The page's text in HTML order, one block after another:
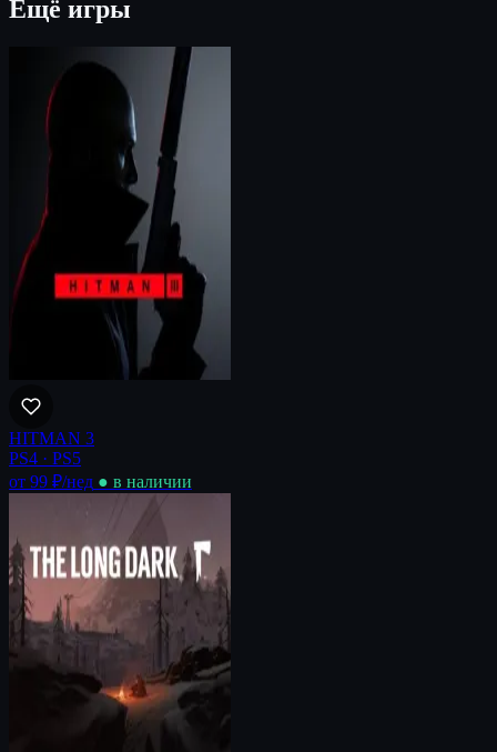
Ещё игры
HITMAN 3
PS4 · PS5
от 99 ₽/нед ● в наличии